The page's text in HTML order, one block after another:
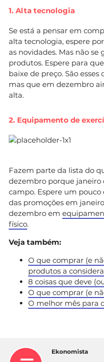
1. Alta tecnologia
Se está a pensar em
alta tecnologia, espere
as novidades. Mas não se
produtos. Espere para
baixe de preço. São
mas que em dezembro
alta.
2. Equipamento de
Fazem parte da lista do
dezembro porque
campo. Espere um
das promoções em
dezembro em
físico.
Veja também:
O que comprar (e
produtos a
8 coisas que deve
O que comprar (e
O melhor mês para
Ekonomista